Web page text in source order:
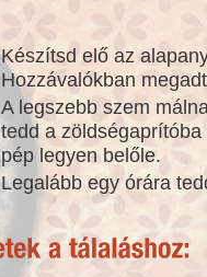
Készítsd elő az
Hozzávalókban
A legszebb szem
tedd a
pép legyen belőle.
Legalább egy órára